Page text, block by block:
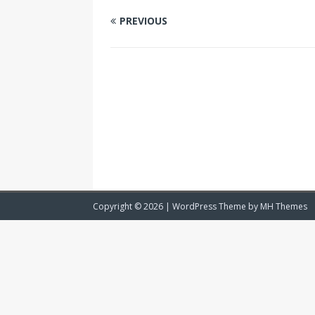
PREVIOUS
Copyright © 2026 | WordPress Theme by MH Themes